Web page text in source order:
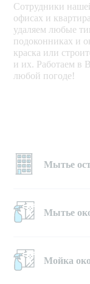
Сотрудники
офисах и
удаляем любые
подоконниках и
краска или
и их. Работаем в
любой погоде!
Мытье
Мытье
Мойка